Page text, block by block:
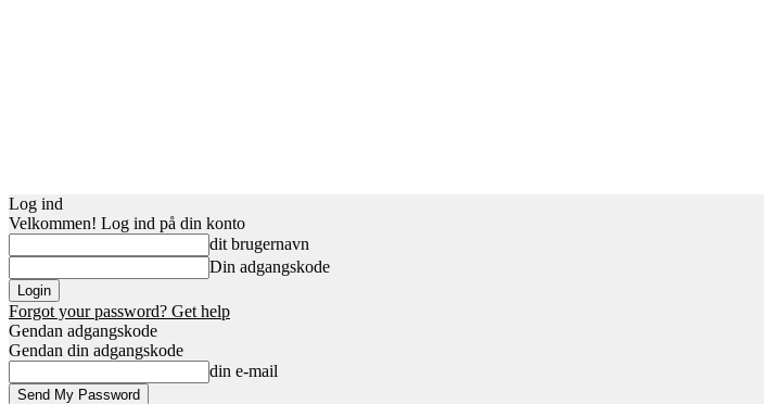
Log ind
Velkommen! Log ind på din konto
dit brugernavn
Din adgangskode
Forgot your password? Get help
Gendan adgangskode
Gendan din adgangskode
din e-mail